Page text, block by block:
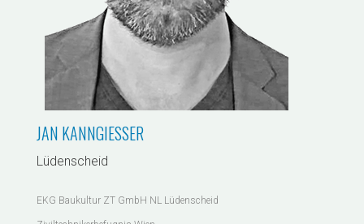
JAN KANNGIESSER
Lüdenscheid
EKG Baukultur ZT GmbH NL Lüdenscheid